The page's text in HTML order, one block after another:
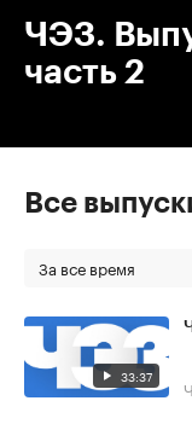
ЧЭЗ.
часть 2
Все
За все время
33:37